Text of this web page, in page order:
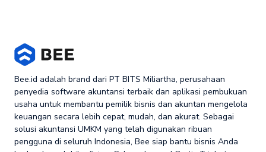
Bee.id adalah brand dari PT BITS Miliartha, perusahaan
penyedia software akuntansi terbaik dan aplikasi pembukuan
usaha untuk membantu pemilik bisnis dan akuntan mengelola
keuangan secara lebih cepat, mudah, dan akurat. Sebagai
solusi akuntansi UMKM yang telah digunakan ribuan
pengguna di seluruh Indonesia, Bee siap bantu bisnis Anda